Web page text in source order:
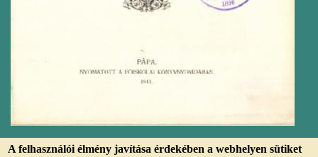
A felhasználói élmény javítása érdekében a webhelyen sütiket